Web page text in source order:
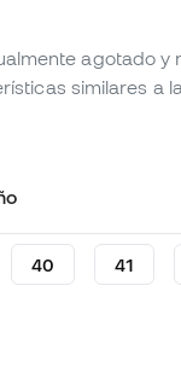
el producto
agotado
similares a
40 41